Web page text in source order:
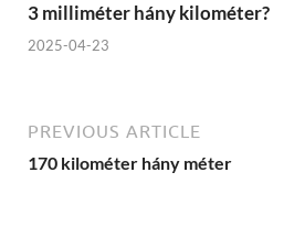
3 milliméter hány kilométer?
2025-04-23
PREVIOUS ARTICLE
170 kilométer hány méter